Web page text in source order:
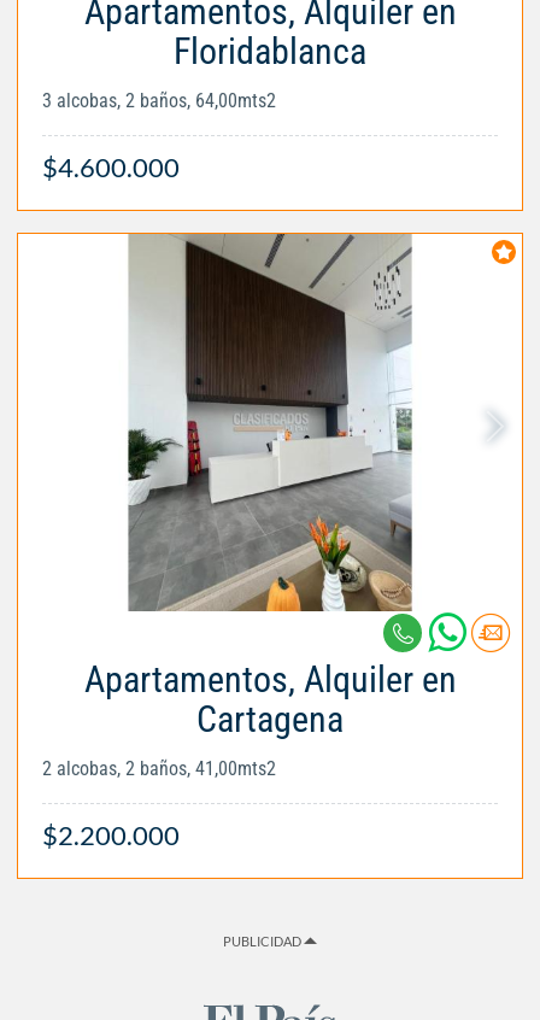
Apartamentos, Alquiler en
Floridablanca
3 alcobas, 2 baños, 64,00mts2
$4.600.000
Apartamentos, Alquiler en
Cartagena
2 alcobas, 2 baños, 41,00mts2
$2.200.000
PUBLICIDAD